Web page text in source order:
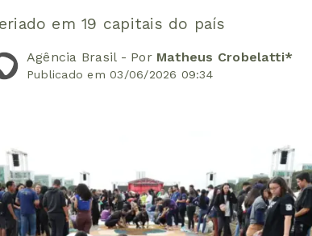
em 19 capitais do país
Agência Brasil - Por Matheus Crobelatti*
Publicado em 03/06/2026 09:34